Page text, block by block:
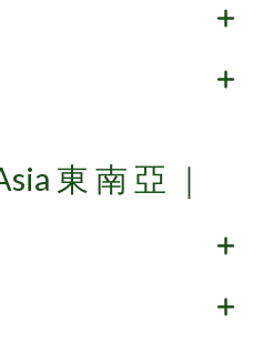
東 南 亞 ｜